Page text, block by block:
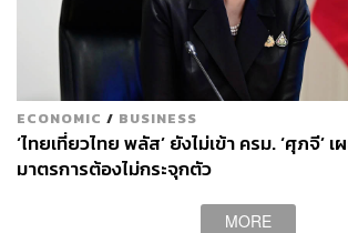
ECONOMIC / BUSINESS
‘ไทยเที่ยวไทย พลัส’ ยังไม่เข้า ครม. ‘ศุภจี’
มาตรการต้องไม่กระจุกตัว
MORE